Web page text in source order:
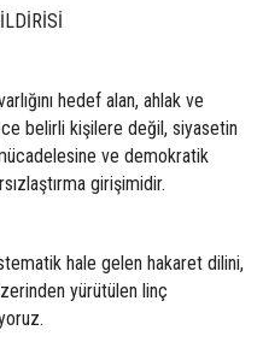
hedef alan, ahlak ve
belirli kişilere değil, siyasetin
ve demokratik
girişimidir.
hale gelen hakaret dilini,
yürütülen linç